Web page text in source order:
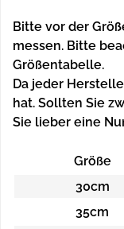
Bitte vor der
messen. Bitte
Größentabelle.
Da jeder
hat. Sollten Sie
Sie lieber eine
Größe
30cm
35cm